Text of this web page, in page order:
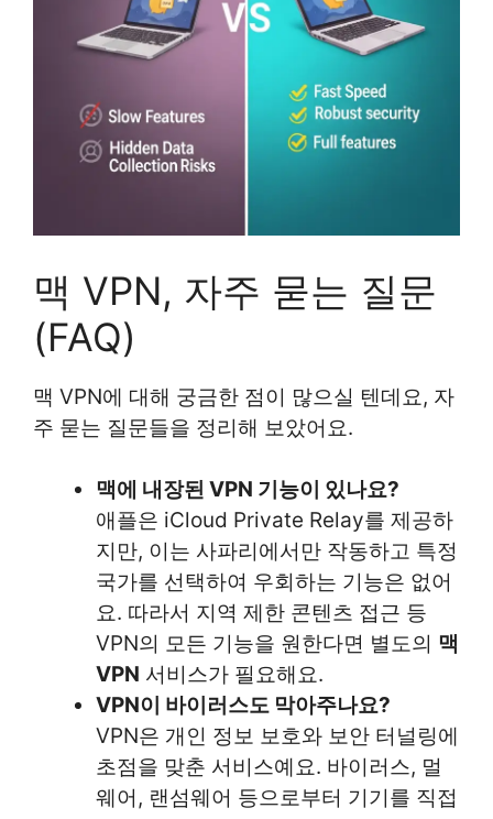
맥 VPN, 자주 묻는 질문
(FAQ)
맥 VPN에 대해 궁금한 점이 많으실 텐데요, 자
주 묻는 질문들을 정리해 보았어요.
맥에 내장된 VPN 기능이 있나요?
애플은 iCloud Private Relay를 제공하
지만, 이는 사파리에서만 작동하고 특정
국가를 선택하여 우회하는 기능은 없어
요. 따라서 지역 제한 콘텐츠 접근 등
VPN의 모든 기능을 원한다면 별도의 맥
VPN 서비스가 필요해요.
VPN이 바이러스도 막아주나요?
VPN은 개인 정보 보호와 보안 터널링에
초점을 맞춘 서비스예요. 바이러스, 멀
웨어, 랜섬웨어 등으로부터 기기를 직접